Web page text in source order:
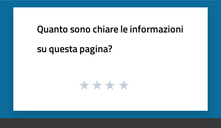
Quanto sono chiare le informazioni
su questa pagina?